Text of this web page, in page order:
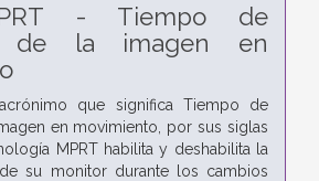
- Tiempo de
de la imagen en
que significa Tiempo de
en movimiento, por sus siglas
MPRT habilita y deshabilita la
su monitor durante los cambios